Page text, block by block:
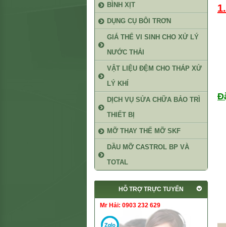
BÌNH XỊT
DỤNG CỤ BÔI TRƠN
GIÁ THỂ VI SINH CHO XỬ LÝ
NƯỚC THẢI
VẬT LIỆU ĐỆM CHO THÁP XỬ
LÝ KHÍ
DỊCH VỤ SỬA CHỮA BẢO TRÌ
THIẾT BỊ
MỠ THAY THẾ MỠ SKF
DẦU MỠ CASTROL BP VÀ
TOTAL
HỖ TRỢ TRỰC TUYẾN
Mr Hải: 0903 232 629